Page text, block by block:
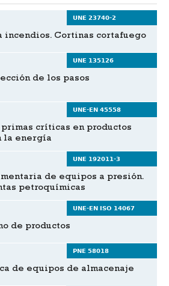
UNE 23740-2
incendios. Cortinas cortafuego
UNE 135126
de los pasos
UNE-EN 45558
críticas en productos
la energía
UNE 192011-3
de equipos a presión.
petroquímicas
UNE-EN ISO 14067
de productos
PNE 58018
de equipos de almacenaje